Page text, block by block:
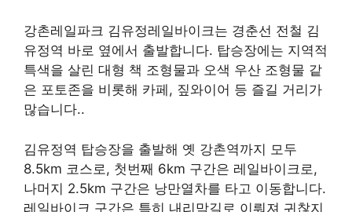
강촌레일파크 김유정레일바이크는 경춘선 전철 김
유정역 바로 옆에서 출발합니다. 탑승장에는 지역적
특색을 살린 대형 책 조형물과 오색 우산 조형물 같
은 포토존을 비롯해 카페, 짚와이어 등 즐길 거리가
많습니다..
김유정역 탑승장을 출발해 옛 강촌역까지 모두
8.5km 코스로, 첫번째 6km 구간은 레일바이크로,
나머지 2.5km 구간은 낭만열차를 타고 이동합니다.
레일바이크 구간은 특히 내리막길로 이뤄져 귀찮지